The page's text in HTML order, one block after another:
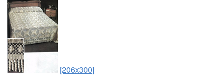
[206x300]